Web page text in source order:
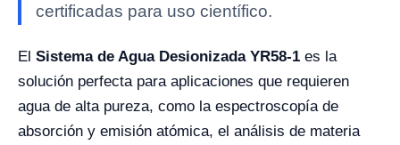
certificadas para uso científico.
El Sistema de Agua Desionizada YR58-1 es la
solución perfecta para aplicaciones que requieren
agua de alta pureza, como la espectroscopía de
absorción y emisión atómica, el análisis de materia